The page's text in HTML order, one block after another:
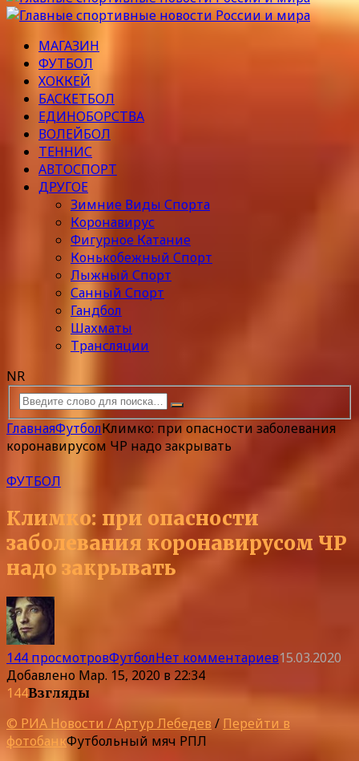
МАГАЗИН
ФУТБОЛ
ХОККЕЙ
БАСКЕТБОЛ
ЕДИНОБОРСТВА
ВОЛЕЙБОЛ
ТЕННИС
АВТОСПОРТ
ДРУГОЕ
Зимние Виды Спорта
Коронавирус
Фигурное Катание
Конькобежный Спорт
Лыжный Спорт
Санный Спорт
Гандбол
Шахматы
Трансляции
NR
ГлавнаяФутболКлимко: при опасности заболевания
коронавирусом ЧР надо закрывать
ФУТБОЛ
Климко: при опасности
заболевания коронавирусом ЧР
надо закрывать
144 просмотровФутболНет комментариев15.03.2020
Добавлено Мар. 15, 2020 в 22:34
144Взгляды
© РИА Новости / Артур Лебедев / Перейти в
фотобанкФутбольный мяч РПЛ